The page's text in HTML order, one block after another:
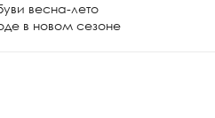
весна-лето
в новом сезоне